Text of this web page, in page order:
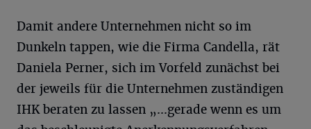
Damit andere Unternehmen nicht so im
Dunkeln tappen, wie die Firma Candella, rät
Daniela Perner, sich im Vorfeld zunächst bei
der jeweils für die Unternehmen zuständigen
IHK beraten zu lassen „...gerade wenn es um